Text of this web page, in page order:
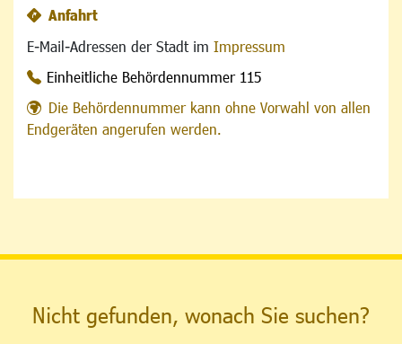
Anfahrt
E-Mail-Adressen der Stadt im Impressum
Einheitliche Behördennummer 115
Die Behördennummer kann ohne Vorwahl von allen
Endgeräten angerufen werden.
Nicht gefunden, wonach Sie suchen?